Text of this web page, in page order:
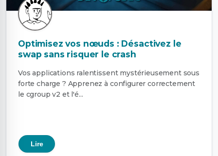
Optimisez vos nœuds : Désactivez le
swap sans risquer le crash
Vos applications ralentissent mystérieusement sous
forte charge ? Apprenez à configurer correctement
le cgroup v2 et l'é...
Lire